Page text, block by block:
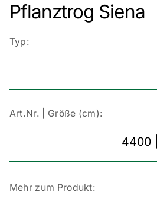
Pflanztrog Siena
Typ:
Art.Nr. | Größe (cm):
4400
Mehr zum Produkt: